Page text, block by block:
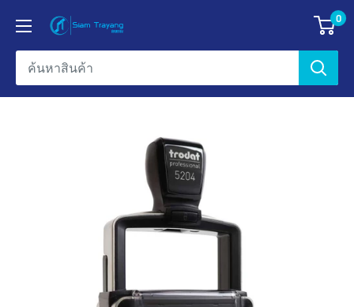
เนื้อหา
ข้อมูล
บริษัท
สยาม
0